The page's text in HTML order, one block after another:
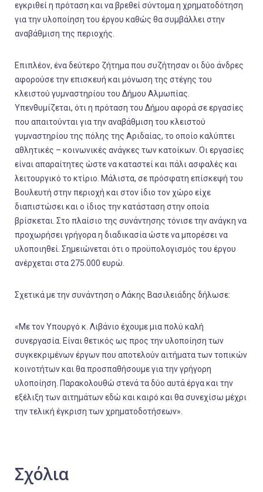
εγκριθεί η πρόταση και να βρεθεί σύντομα η χρηματοδότηση
για την υλοποίηση του έργου καθώς θα συμβάλλει στην
αναβάθμιση της περιοχής.
Επιπλέον, ένα δεύτερο ζήτημα που συζήτησαν οι δύο άνδρες
αφορούσε την επισκευή και μόνωση της στέγης του
κλειστού γυμναστηρίου του Δήμου Αλμωπίας.
Υπενθυμίζεται, ότι η πρόταση του Δήμου αφορά σε εργασίες
που απαιτούνται για την αναβάθμιση του κλειστού
γυμναστηρίου της πόλης της Αριδαίας, το οποίο καλύπτει
αθλητικές – κοινωνικές ανάγκες των κατοίκων. Οι εργασίες
είναι απαραίτητες ώστε να καταστεί και πάλι ασφαλές και
λειτουργικό το κτίριο. Μάλιστα, σε πρόσφατη επίσκεψή του
Βουλευτή στην περιοχή και στον ίδιο τον χώρο είχε
διαπιστώσει και ο ίδιος την κατάσταση στην οποία
βρίσκεται. Στο πλαίσιο της συνάντησης τόνισε την ανάγκη να
προχωρήσει γρήγορα η διαδικασία ώστε να μπορέσει να
υλοποιηθεί. Σημειώνεται ότι ο προϋπολογισμός του έργου
ανέρχεται στα 275.000 ευρώ.
Σχετικά με την συνάντηση ο Λάκης Βασιλειάδης δήλωσε:
«Με τον Υπουργό κ. Λιβάνιο έχουμε μια πολύ καλή
συνεργασία. Είναι θετικός ως προς την υλοποίηση των
συγκεκριμένων έργων που αποτελούν αιτήματα των τοπικών
κοινοτήτων και θα προσπαθήσουμε για την γρήγορη
υλοποίηση. Παρακολουθώ στενά τα δύο αυτά έργα και την
εξέλιξη των αιτημάτων εδώ και καιρό και θα συνεχίσω μέχρι
την τελική έγκριση των χρηματοδοτήσεων».
Σχόλια